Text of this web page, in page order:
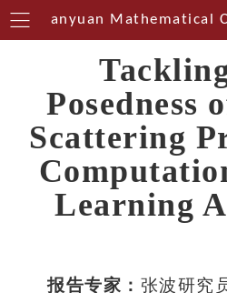
Tianyuan Mathematical
Posedness
Scattering
Learning
报告专家： 张波研究